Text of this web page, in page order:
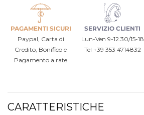
PAGAMENTI SICURI
Paypal, Carta di
Credito, Bonifico e
Pagamento a rate
SERVIZIO CLIENTI
Lun-Ven 9-12.30/15-18
Tel +39 353 4714832
CARATTERISTICHE